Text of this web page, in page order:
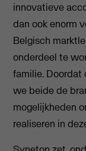
innovatieve
dan ook enorm
Belgisch
onderdeel te
familie. Doordat
we beide de
mogelijkheden
realiseren in